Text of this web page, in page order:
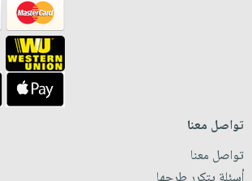
تواصل معنا
تواصل معنا